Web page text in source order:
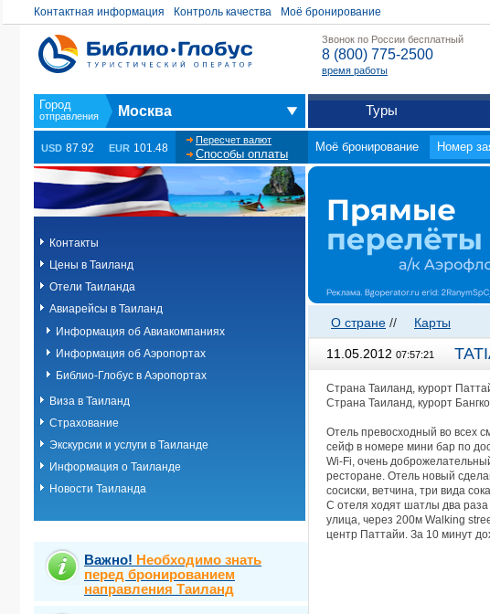
Контактная информация Контроль качества Моё бронирование
Звонок по России бесплатный
8 (800) 775-2500
время работы
Москва Туры
USD 87.92 EUR 101.48
Пересчет валют
Способы оплаты
Моё бронирование Номер
Контакты
Цены в Таиланд
Отели Таиланда
Авиарейсы в Таиланд
Информация об Авиакомпаниях
Информация об Аэропортах
Библио-Глобус в Аэропортах
Виза в Таиланд
Страхование
Экскурсии и услуги в Таиланде
Информация о Таиланде
Новости Таиланда
Важно! Необходимо знать
перед бронированием
направления Таиланд
О стране // Карты
11.05.2012 07:57:21
Страна Таиланд, курорт
Страна Таиланд, курорт
Отель превосходный во всех
сейф в номере мини бар по
Wi-Fi, очень
ресторане. Отель новый
сосиски, ветчина, три вида
С отеля ходят шатлы два раза
улица, через 200м Walking
центр Паттайи. За 10 минут